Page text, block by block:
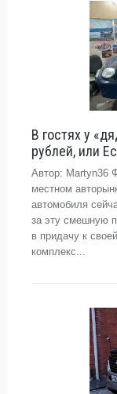
В гостях у
рублей, или
Автор: Martyn36
местном
автомобиля
за эту смешную
в придачу к
комплекс...